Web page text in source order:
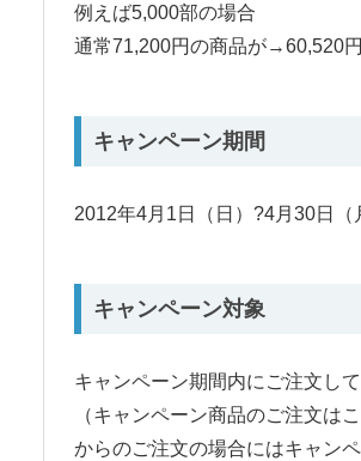
例えば5,000部の場合
通常71,200円の商品が→60,520円
キャンペーン期間
2012年4月1日（日）?4月30日（
キャンペーン対象
キャンペーン期間内にご注文し
（キャンペーン商品のご注文は
からのご注文の場合にはキャン